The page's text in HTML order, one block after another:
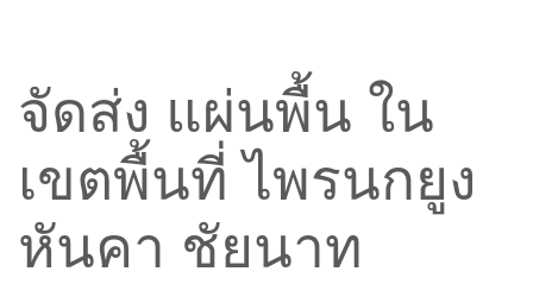
จัดส่ง แผ่นพื้น ใน
เขตพื้นที่ ไพรนกยูง
หันคา ชัยนาท